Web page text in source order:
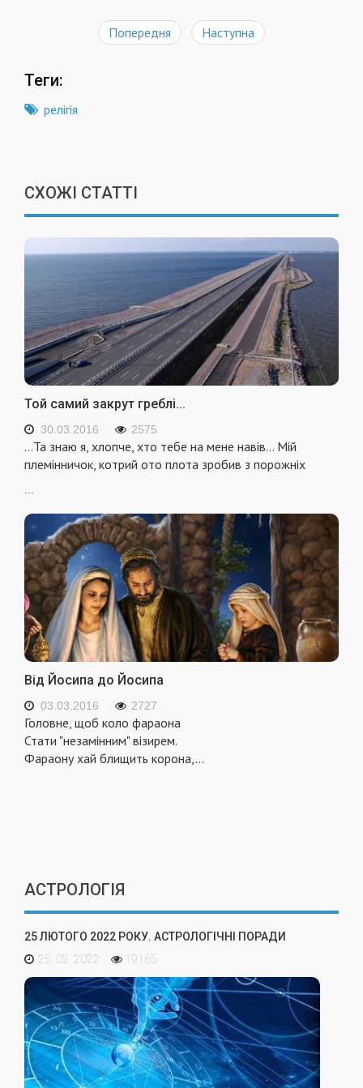
Попередня Наступна
Теги:
релігія
СХОЖІ СТАТТІ
Той самий закрут греблі...
30.03.2016 2575
…Та знаю я, хлопче, хто тебе на мене навів… Мій
племінничок, котрий ото плота зробив з порожніх
Від Йосипа до Йосипа
03.03.2016 2727
Головне, щоб коло фараона
Стати "незамінним" візирем.
Фараону хай блищить корона, ...
АСТРОЛОГІЯ
25 ЛЮТОГО 2022 РОКУ. АСТРОЛОГІЧНІ ПОРАДИ
25. 02. 2022
19165